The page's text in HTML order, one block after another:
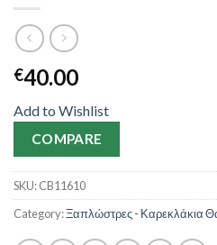
€40.00
Add to Wishlist
COMPARE
SKU:CB11610
Category:Ξαπλώστρες - Καρεκλάκια